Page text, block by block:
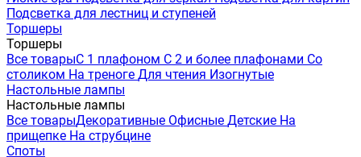
Подсветка для лестниц и ступеней
Торшеры
Торшеры
Все товарыС 1 плафоном С 2 и более плафонами Со
столиком На треноге Для чтения Изогнутые
Настольные лампы
Настольные лампы
Все товарыДекоративные Офисные Детские На
прищепке На струбцине
Споты